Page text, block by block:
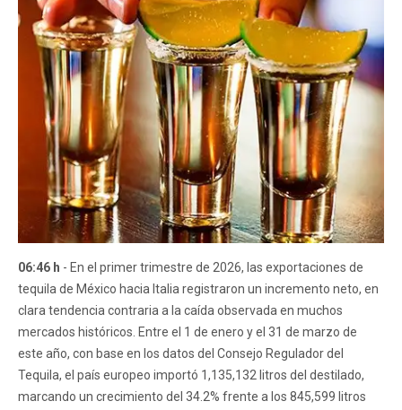
06:46 h - En el primer trimestre de 2026, las exportaciones de
tequila de México hacia Italia registraron un incremento neto, en
clara tendencia contraria a la caída observada en muchos
mercados históricos. Entre el 1 de enero y el 31 de marzo de
este año, con base en los datos del Consejo Regulador del
Tequila, el país europeo importó 1,135,132 litros del destilado,
marcando un crecimiento del 34.2% frente a los 845,599 litros